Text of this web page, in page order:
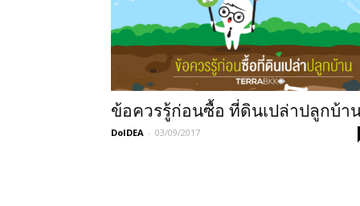
ข้อควรรู้ก่อนซื้อ ที่ดินเปล่าปลูกบ้า
DoIDEA - 03/09/2017